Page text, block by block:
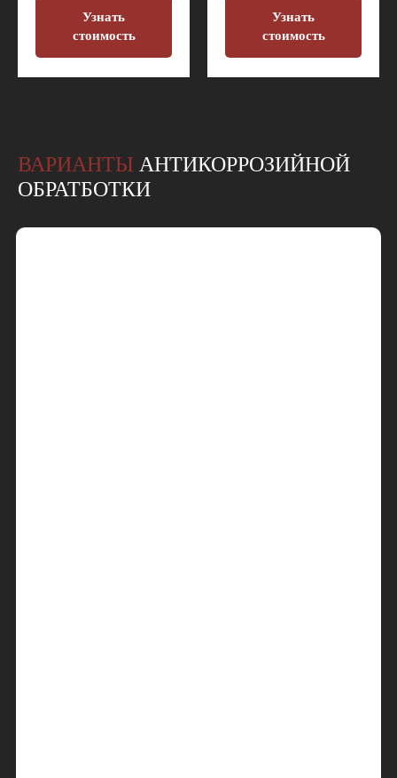
Узнать
стоимость
Узнать
стоимость
ВАРИАНТЫ АНТИКОРРОЗИЙНОЙ
ОБРАТБОТКИ